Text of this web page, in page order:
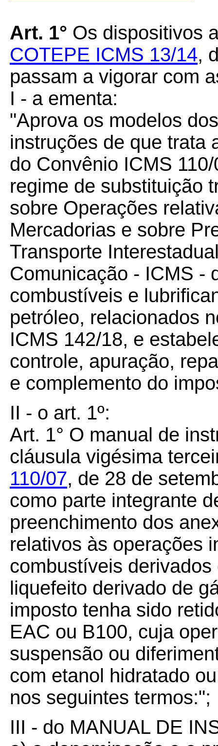
Art. 1° Os dispositivos
COTEPE ICMS 13/14,
passam a vigorar com
I - a ementa:
"Aprova os modelos
instruções de que trata
do Convênio ICMS
regime de substituição
sobre Operações
Mercadorias e sobre
Transporte
Comunicação - ICMS -
combustíveis e
petróleo, relacionados
ICMS 142/18, e
controle, apuração,
e complemento do
II - o art. 1º:
Art. 1° O manual de
cláusula vigésima
110/07, de 28 de
como parte integrante
preenchimento dos
relativos às operações
combustíveis
liquefeito derivado de
imposto tenha sido
EAC ou B100, cuja
suspensão ou
com etanol hidratado
nos seguintes termos:";
III - do MANUAL DE